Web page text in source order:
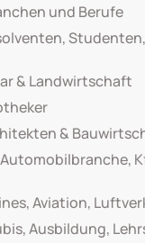
und Berufe
& Landwirtschaft
&
Aviation,
Ausbildung,